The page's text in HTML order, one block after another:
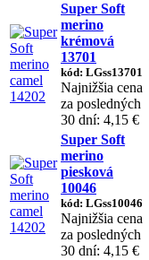
Super Soft
merino
krémová
13701
kód: LGss13701
Najnižšia cena
za posledných
30 dní: 4,15 €
Super Soft
merino
piesková
10046
kód: LGss10046
Najnižšia cena
za posledných
30 dní: 4,15 €